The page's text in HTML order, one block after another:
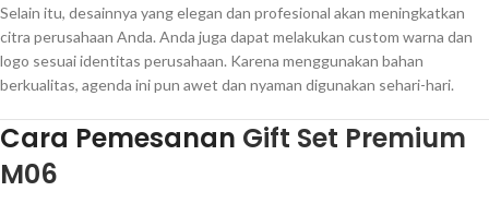
Selain itu, desainnya yang elegan dan profesional akan meningkatkan
citra perusahaan Anda. Anda juga dapat melakukan custom warna dan
logo sesuai identitas perusahaan. Karena menggunakan bahan
berkualitas, agenda ini pun awet dan nyaman digunakan sehari-hari.
Cara Pemesanan Gift Set Premium
M06